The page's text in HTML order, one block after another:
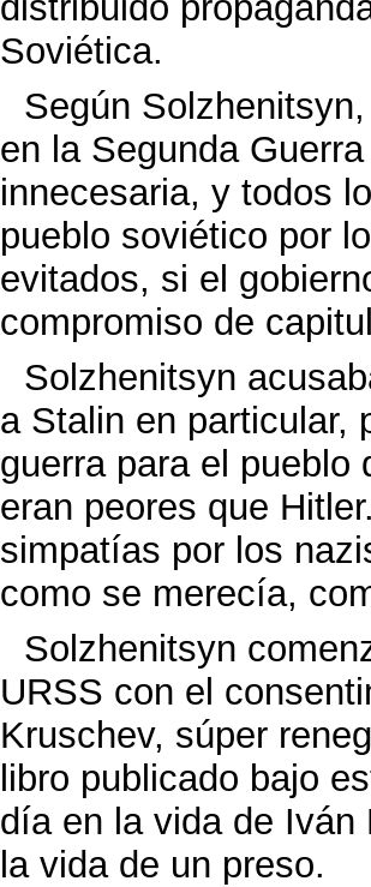
Soviética.
Según
en la Segunda
innecesaria, y todos
pueblo soviético por
evitados, si el
compromiso de
Solzhenitsyn
a Stalin en particular,
guerra para el pueblo
eran peores que
simpatías por los
como se merecía,
Solzhenitsyn
URSS con el
Kruschev, súper
libro publicado bajo
día en la vida de Iván
la vida de un preso.